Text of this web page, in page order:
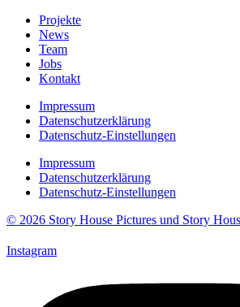
Projekte
News
Team
Jobs
Kontakt
Impressum
Datenschutzerklärung
Datenschutz-Einstellungen
Impressum
Datenschutzerklärung
Datenschutz-Einstellungen
© 2026 Story House Pictures und Story
Instagram